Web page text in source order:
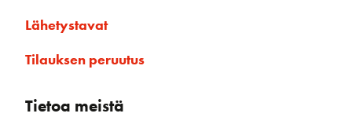
Lähetystavat
Tilauksen peruutus
Tietoa meistä